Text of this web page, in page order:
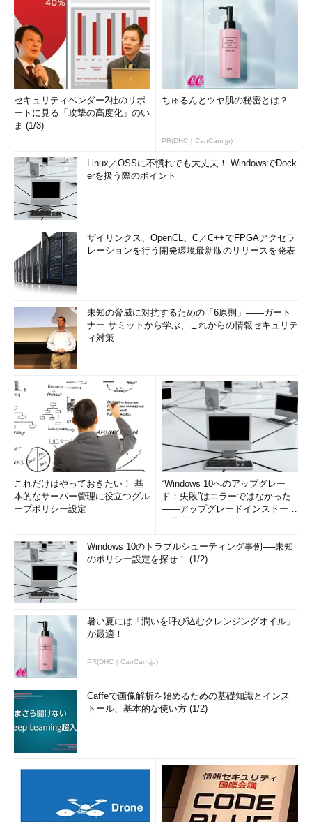
セキュリティベンダー2社のリポ
ートに見る「攻撃の高度化」のい
ま (1/3)
ちゅるんとツヤ肌の秘密とは？
PR(DHC｜CanCam.jp)
Linux／OSSに不慣れでも大丈夫！ WindowsでDock
erを扱う際のポイント
ザイリンクス、OpenCL、C／C++でFPGAアクセラ
レーションを行う開発環境最新版のリリースを発表
未知の脅威に対抗するための「6原則」――ガート
ナー サミットから学ぶ、これからの情報セキュリテ
ィ対策
これだけはやっておきたい！ 基
本的なサーバー管理に役立つグル
ープポリシー設定
“Windows 10へのアップグレー
ド：失敗”はエラーではなかった
――アップグレードインストール
Windows 10のトラブルシューティング事例──未知
のポリシー設定を探せ！ (1/2)
暑い夏には「潤いを呼び込むクレンジングオイル」
が最適！
PR(DHC｜CanCam.jp)
Caffeで画像解析を始めるための基礎知識とインス
トール、基本的な使い方 (1/2)